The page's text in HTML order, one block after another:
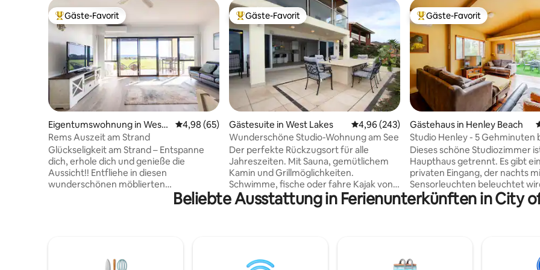
Beliebter Gäste-Favorit.
Gäste-Favorit
Eigentumswohnung in West
Lakes Shore
Durchschnittliche Bewertung: 4,98 von 5, 65 Bewertungen
4,98 (65)
Rems Auszeit am Strand
Glückseligkeit am Strand – Entspanne
dich, erhole dich und genieße die
Aussicht!! Entfliehe in diesen
wunderschönen möblierten
Schlafzimmer, wo das Meer vor deiner
atemberaubende Sonnenuntergänge
Beliebter Gäste-Favorit.
Gäste-Favorit
Gästesuite in West Lakes Durchschnittliche Bewertung: 4,96 von 5,
4,96 (243)
Wunderschöne Studio-Wohnung am See
Der perfekte Rückzugsort für alle
Jahreszeiten. Mit Sauna, gemütlichem
Kamin und Grillmöglichkeiten.
Schwimme, fische oder fahre Kajak von
unserem Ponton aus. Nur wenige
Minuten vom unberührten Tennyson
wenige Minuten von der Stadt Adelaide,
Beliebter Gäste-Favorit.
Gäste-Favorit
Gästehaus in Henley Beach
Studio Henley - 5 Gehminuten
Strand und zu Restaurants
Dieses schöne Studiozimmer
Haupthaus getrennt. Es gibt einen
privaten Eingang, der nachts
Sensorleuchten beleuchtet
verfügt über ein Badezimmer,
Loungebereich und einen
Minikühlschrank, Toaster,
und Mikrowelle. Es ist einen 3-
Beliebte Ausstattung in Ferienunterkünften in City